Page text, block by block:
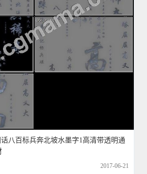
八百标兵奔北坡水墨字1高清带透明通
2017-06-21